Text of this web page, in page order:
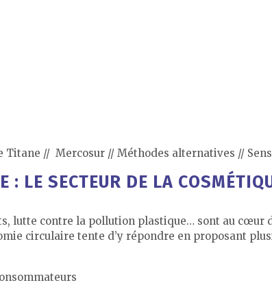
Titane // Mercosur // Méthodes alternatives //
: LE SECTEUR DE LA
lutte contre la pollution plastique… sont au cœur
circulaire tente d’y répondre en proposant